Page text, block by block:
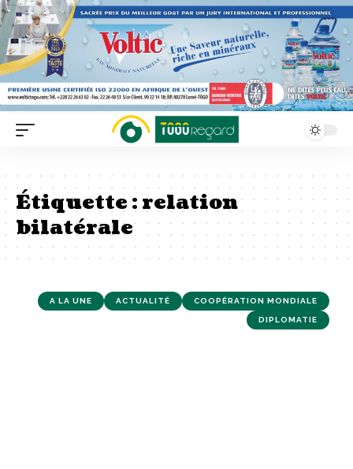
Étiquette :relation
bilatérale
A LA UNE ACTUALITÉ COOPÉRATION MONDIALE
DIPLOMATIE